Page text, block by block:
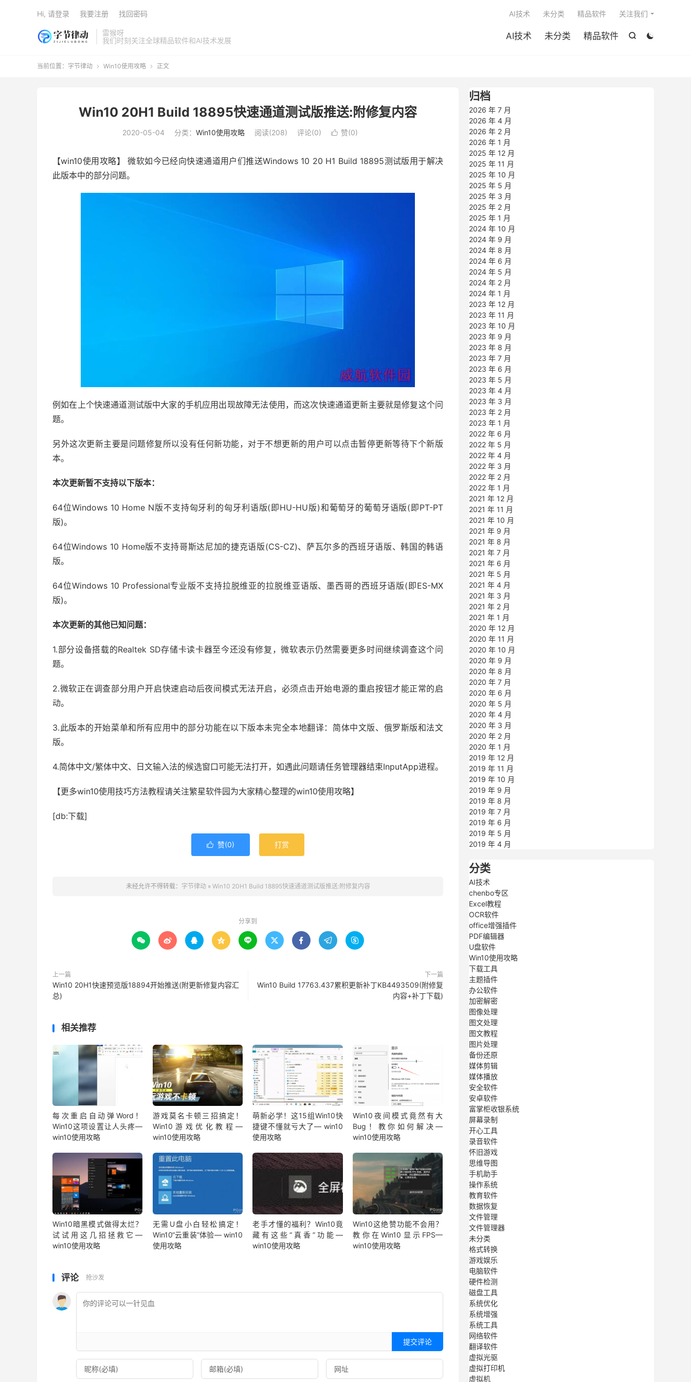
雷猴呀
我们时刻关注全球精品软件和AI技术发展


AI技术 未分类 精品软件
AI技术 未分类 精品软件 关注我们
Hi, 请登录 我要注册 找回密码
当前位置： 字节律动  Win10使用攻略  正文
Win10 20H1 Build 18895快速通道测试版推送:附修复内容
2020-05-04 分类： Win10使用攻略 阅读(208) 评论(0)  赞(0)
【win10使用攻略】 微软如今已经向快速通道用户们推送Windows 10 20 H1 Build 18895测试版用于解决
此版本中的部分问题。
例如在上个快速通道测试版中大家的手机应用出现故障无法使用，而这次快速通道更新主要就是修复这个问
题。
另外这次更新主要是问题修复所以没有任何新功能，对于不想更新的用户可以点击暂停更新等待下个新版
本。
本次更新暂不支持以下版本：
64位Windows 10 Home N版不支持匈牙利的匈牙利语版(即HU-HU版)和葡萄牙的葡萄牙语版(即PT-PT
版)。
64位Windows 10 Home版不支持哥斯达尼加的捷克语版(CS-CZ)、萨瓦尔多的西班牙语版、韩国的韩语
版。
64位Windows 10 Professional专业版不支持拉脱维亚的拉脱维亚语版、墨西哥的西班牙语版(即ES-MX
版)。
本次更新的其他已知问题：
1.部分设备搭载的Realtek SD存储卡读卡器至今还没有修复，微软表示仍然需要更多时间继续调查这个问
题。
2.微软正在调查部分用户开启快速启动后夜间模式无法开启，必须点击开始电源的重启按钮才能正常的启
动。
3.此版本的开始菜单和所有应用中的部分功能在以下版本未完全本地翻译：简体中文版、俄罗斯版和法文
版。
4.简体中文/繁体中文、日文输入法的候选窗口可能无法打开，如遇此问题请任务管理器结束InputApp进程。
【更多win10使用技巧方法教程请关注繁星软件园为大家精心整理的win10使用攻略】
[db:下载]
 赞(0) 打赏
未经允许不得转载： 字节律动» Win10 20H1 Build 18895快速通道测试版推送:附修复内容
分享到
        
上一篇
Win10 20H1快速预览版18894开始推送(附更新修复内容汇
总)
下一篇
Win10 Build 17763.437累积更新补丁KB4493509(附修复
内容+补丁下载)
相关推荐
每次重启自动弹Word！
Win10这项设置让人头疼—
win10使用攻略
游戏莫名卡顿三招搞定！
Win10游戏优化教程—
win10使用攻略
萌新必学！这15组Win10快
捷键不懂就亏大了— win10
使用攻略
Win10夜间模式竟然有大
Bug！教你如何解决—
win10使用攻略
Win10暗黑模式做得太烂？
试试用这几招拯救它—
win10使用攻略
无需U盘小白轻松搞定！
Win10“云重装”体验— win10
使用攻略
老手才懂的福利？Win10竟
藏有这些“真香”功能—
win10使用攻略
Win10这绝赞功能不会用？
教你在Win10显示FPS—
win10使用攻略
评论 抢沙发
提交评论
归档
2026 年 7 月
2026 年 4 月
2026 年 2 月
2026 年 1 月
2025 年 12 月
2025 年 11 月
2025 年 10 月
2025 年 5 月
2025 年 3 月
2025 年 2 月
2025 年 1 月
2024 年 10 月
2024 年 9 月
2024 年 8 月
2024 年 6 月
2024 年 5 月
2024 年 2 月
2024 年 1 月
2023 年 12 月
2023 年 11 月
2023 年 10 月
2023 年 9 月
2023 年 8 月
2023 年 7 月
2023 年 6 月
2023 年 5 月
2023 年 4 月
2023 年 3 月
2023 年 2 月
2023 年 1 月
2022 年 6 月
2022 年 5 月
2022 年 4 月
2022 年 3 月
2022 年 2 月
2022 年 1 月
2021 年 12 月
2021 年 11 月
2021 年 10 月
2021 年 9 月
2021 年 8 月
2021 年 7 月
2021 年 6 月
2021 年 5 月
2021 年 4 月
2021 年 3 月
2021 年 2 月
2021 年 1 月
2020 年 12 月
2020 年 11 月
2020 年 10 月
2020 年 9 月
2020 年 8 月
2020 年 7 月
2020 年 6 月
2020 年 5 月
2020 年 4 月
2020 年 3 月
2020 年 2 月
2020 年 1 月
2019 年 12 月
2019 年 11 月
2019 年 10 月
2019 年 9 月
2019 年 8 月
2019 年 7 月
2019 年 6 月
2019 年 5 月
2019 年 4 月
分类
AI技术
chenbo专区
Excel教程
OCR软件
office增强插件
PDF编辑器
U盘软件
Win10使用攻略
下载工具
主题插件
办公软件
加密解密
图像处理
图文处理
图文教程
图片处理
备份还原
媒体剪辑
媒体播放
安全软件
安卓软件
富掌柜收银系统
屏幕录制
开心工具
录音软件
怀旧游戏
思维导图
手机助手
操作系统
教育软件
数据恢复
文件管理
文件管理器
未分类
格式转换
游戏娱乐
电脑软件
硬件检测
磁盘工具
系统优化
系统增强
系统工具
网络软件
翻译软件
虚拟光驱
虚拟打印机
虚拟机